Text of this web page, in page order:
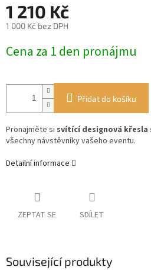
1 210 Kč
1 000 Kč bez DPH
cena:
Cena za 1 den pronájmu
Přidat do košíku
Pronajměte si svítící designová křesla
všechny návstěvníky vašeho eventu.
Detailní informace
ZEPTAT SE SDÍLET
Související produkty